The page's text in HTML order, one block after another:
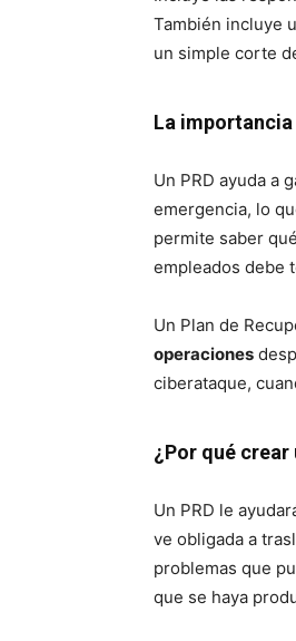
También incluye
un simple corte
La importancia
Un PRD ayuda a
emergencia, lo
permite saber
empleados debe
Un Plan de
operaciones
ciberataque,
¿Por qué
Un PRD le
ve obligada a
problemas que
que se haya